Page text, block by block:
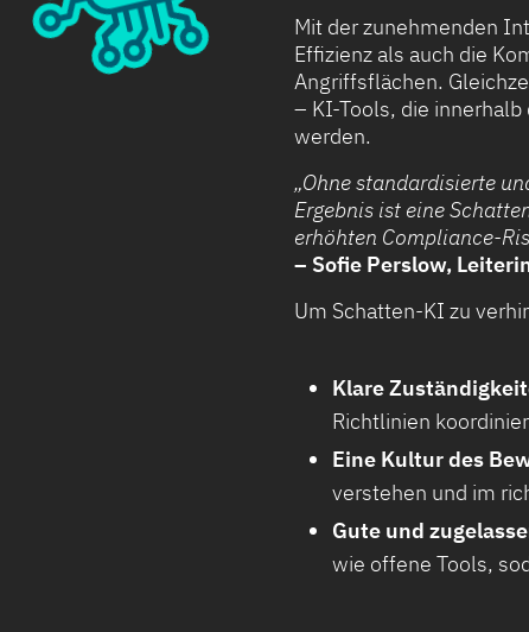
Mit der zunehmenden
Effizienz als auch die
Angriffsflächen.
– KI-Tools, die
werden.
„Ohne standardisierte
Ergebnis ist eine
erhöhten Compliance-
– Sofie Perslow,
Um Schatten-KI zu
Klare
Richtlinien
Eine Kultur des
verstehen und im
Gute und
wie offene Tools,